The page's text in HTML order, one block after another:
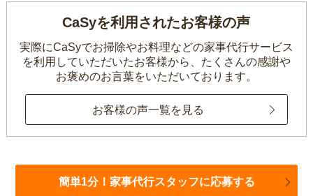
CaSyを利用されたお客様の声
実際にCaSyでお掃除やお料理などの家事代行サービス
を利用していただいたお客様から、 たくさんの感謝や
お褒めのお言葉をいただいております。
お客様の声一覧を見る
簡単1分！家事代行スタッフに応募する